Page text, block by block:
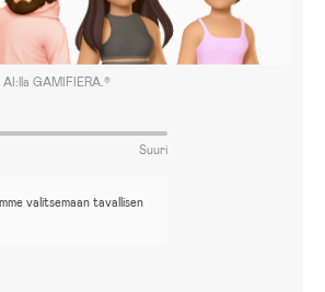
GAMIFIERA.®
Suuri
valitsemaan tavallisen